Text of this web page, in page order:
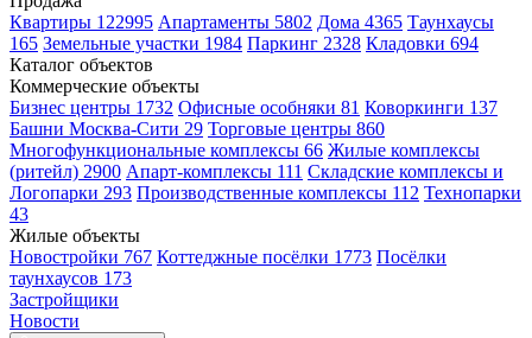
Квартиры 122995 Апартаменты 5802 Дома 4365 Таунхаусы
165 Земельные участки 1984 Паркинг 2328 Кладовки 694
Каталог объектов
Коммерческие объекты
Бизнес центры 1732 Офисные особняки 81 Коворкинги 137
Башни Москва-Сити 29 Торговые центры 860
Многофункциональные комплексы 66 Жилые комплексы
(ритейл) 2900 Апарт-комплексы 111 Складские комплексы и
Логопарки 293 Производственные комплексы 112 Технопарки
43
Жилые объекты
Новостройки 767 Коттеджные посёлки 1773 Посёлки
таунхаусов 173
Застройщики
Новости